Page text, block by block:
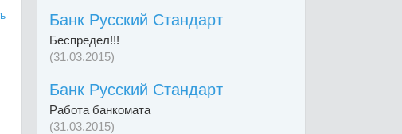
Банк Русский Стандарт
Беспредел!!!
(31.03.2015)
Банк Русский Стандарт
Работа банкомата
(31.03.2015)